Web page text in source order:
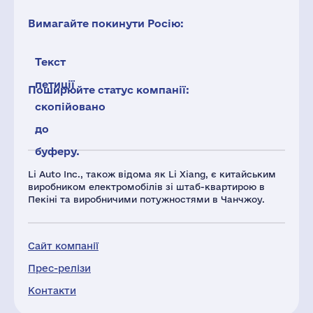
Li Auto Inc., також відома як Li Xiang, є китайським
виробником електромобілів зі штаб-квартирою в
Пекіні та виробничими потужностями в Чанчжоу.
Сайт компанії
Прес-релізи
Контакти
Вимагайте покинути Росію:
Текст
петиції
скопійовано
до
буферу.
Поширюйте статус компанії: